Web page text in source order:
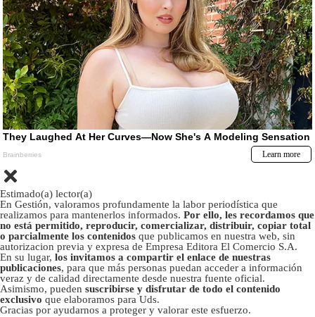
Estimado(a) lector(a)
En Gestión, valoramos profundamente la labor periodística que
realizamos para mantenerlos informados. Por ello, les recordamos que
no está permitido, reproducir, comercializar, distribuir, copiar total
o parcialmente los contenidos que publicamos en nuestra web, sin
autorizacion previa y expresa de Empresa Editora El Comercio S.A.
En su lugar, los invitamos a compartir el enlace de nuestras
publicaciones, para que más personas puedan acceder a información
veraz y de calidad directamente desde nuestra fuente oficial.
Asimismo, pueden suscribirse y disfrutar de todo el contenido
exclusivo que elaboramos para Uds.
Gracias por ayudarnos a proteger y valorar este esfuerzo.